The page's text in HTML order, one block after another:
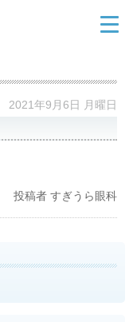
2021年9月6日 月曜日
投稿者 すぎうら眼科